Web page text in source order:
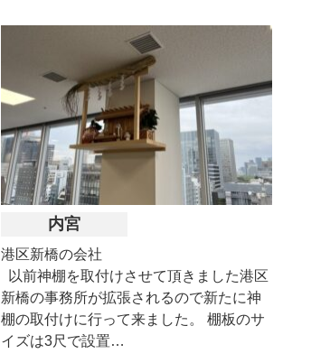
内宮
港区新橋の会社
以前神棚を取付けさせて頂きました港区
新橋の事務所が拡張されるので新たに神
棚の取付けに行って来ました。 棚板のサ
イズは3尺で設置…